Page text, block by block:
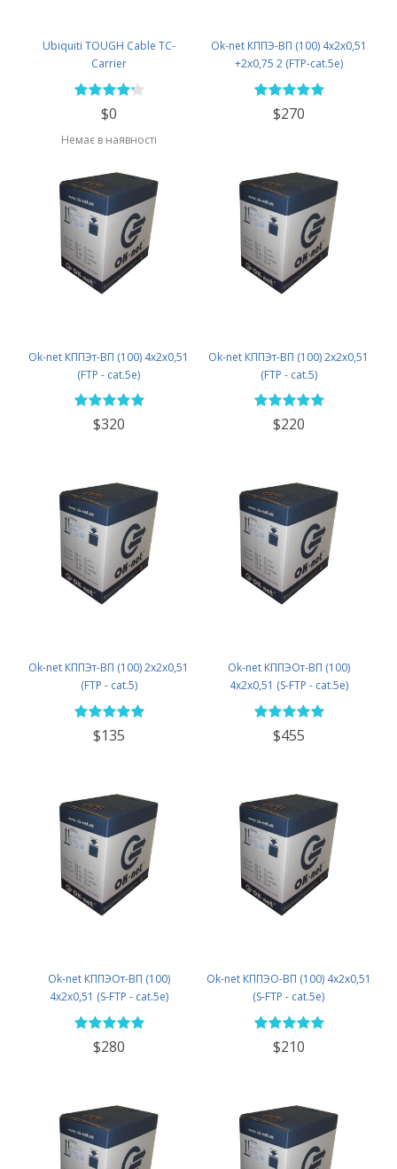
Ubiquiti TOUGH Cable TC-
Carrier
$0
Немає в наявності
Ok-net КППЭ-ВП (100) 4x2x0,51
+2x0,75 2 (FTP-cat.5e)
$270
Ok-net КППЭт-ВП (100) 4х2х0,51
(FTP - cat.5e)
$320
Ok-net КППЭт-ВП (100) 2х2х0,51
(FTP - cat.5)
$220
Ok-net КППЭт-ВП (100) 2х2х0,51
(FTP - cat.5)
$135
Ok-net КППЭОт-ВП (100)
4х2х0,51 (S-FTP - cat.5е)
$455
Ok-net КППЭОт-ВП (100)
4х2х0,51 (S-FTP - cat.5е)
$280
Ok-net КППЭО-ВП (100) 4х2х0,51
(S-FTP - cat.5е)
$210